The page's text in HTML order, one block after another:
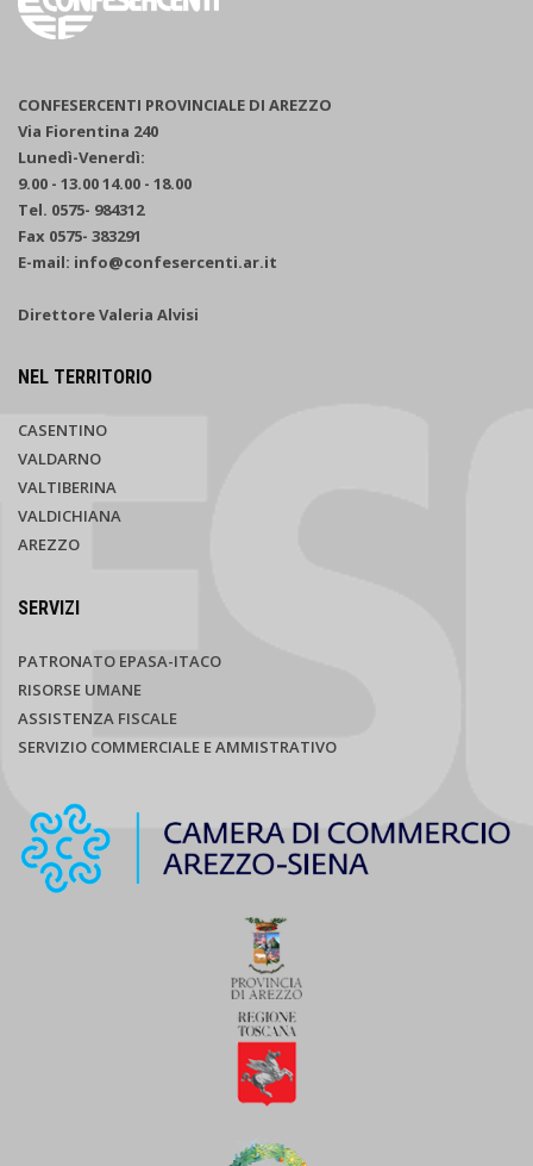
CONFESERCENTI PROVINCIALE DI AREZZO
Via Fiorentina 240
Lunedì-Venerdì:
9.00 - 13.00 14.00 - 18.00
Tel. 0575- 984312
Fax 0575- 383291
E-mail: info@confesercenti.ar.it
Direttore Valeria Alvisi
NEL TERRITORIO
CASENTINO
VALDARNO
VALTIBERINA
VALDICHIANA
AREZZO
SERVIZI
PATRONATO EPASA-ITACO
RISORSE UMANE
ASSISTENZA FISCALE
SERVIZIO COMMERCIALE E AMMISTRATIVO